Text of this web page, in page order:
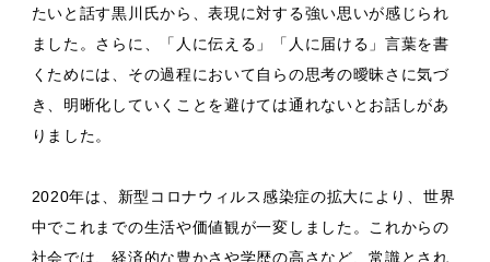
たいと話す黒川氏から、表現に対する強い思いが感じられ
ました。さらに、「人に伝える」「人に届ける」言葉を書
くためには、その過程において自らの思考の曖昧さに気づ
き、明晰化していくことを避けては通れないとお話しがあ
りました。
2020年は、新型コロナウィルス感染症の拡大により、世界
中でこれまでの生活や価値観が一変しました。これからの
社会では、経済的な豊かさや学歴の高さなど、常識とされ